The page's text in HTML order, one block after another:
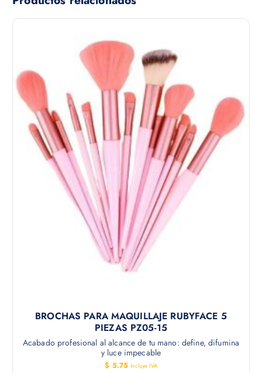
BROCHAS PARA MAQUILLAJE RUBYFACE 5
PIEZAS PZ05-15
Acabado profesional al alcance de tu mano: define, difumina
y luce impecable
$ 5.75 Incluye IVA